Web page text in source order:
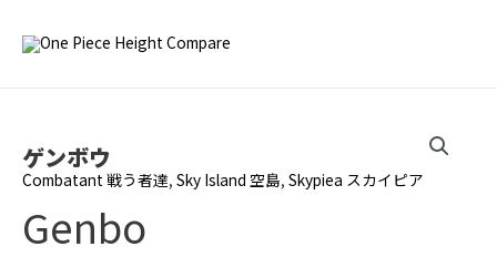
ゲンボウ
Combatant 戦う者達, Sky Island 空島, Skypiea スカイピア
Genbo